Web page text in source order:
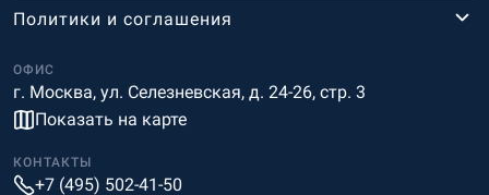
ОФИС
г. Москва, ул. Селезневская, д. 24-26, стр. 3
Показать на карте
Политики и соглашения
КОНТАКТЫ
+7 (495) 502-41-50